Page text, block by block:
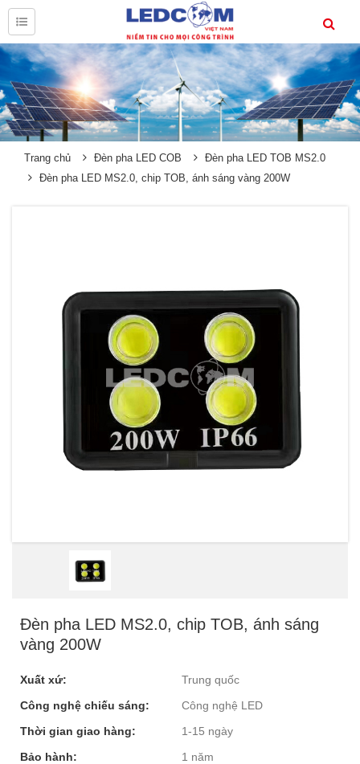
Trang chủ Đèn pha LED COB
Đèn pha LED TOB MS2.0
Đèn pha LED MS2.0, chip TOB, ánh sáng vàng 200W
Đèn pha LED MS2.0, chip TOB, ánh sáng
vàng 200W
Xuất xứ:
Trung quốc
Công nghệ chiếu sáng:
Công nghệ LED
Thời gian giao hàng:
1-15 ngày
Bảo hành:
1 năm